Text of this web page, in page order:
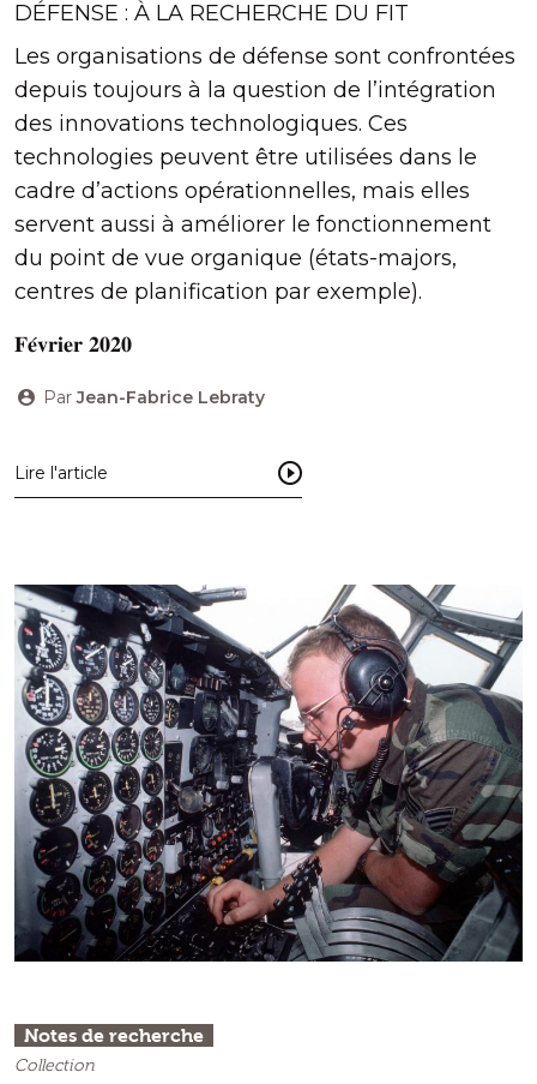
DÉFENSE : À LA RECHERCHE DU FIT
Les organisations de défense sont confrontées
depuis toujours à la question de l’intégration
des innovations technologiques. Ces
technologies peuvent être utilisées dans le
cadre d’actions opérationnelles, mais elles
servent aussi à améliorer le fonctionnement
du point de vue organique (états-majors,
centres de planification par exemple).
𝐅𝐞́𝐯𝐫𝐢𝐞𝐫 𝟐𝟎𝟐𝟎
ParJean-Fabrice Lebraty
Lire l'article
Notes de recherche
Collection